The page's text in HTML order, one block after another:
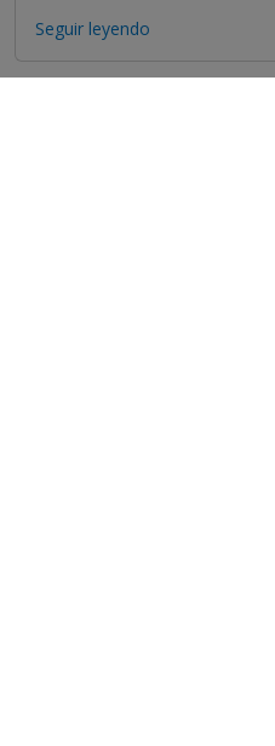
Seguir leyendo